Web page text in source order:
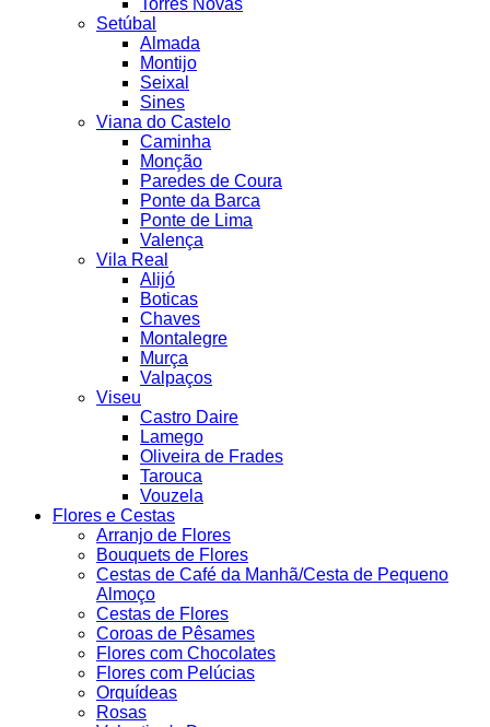
Torres Novas
Setúbal
Almada
Montijo
Seixal
Sines
Viana do Castelo
Caminha
Monção
Paredes de Coura
Ponte da Barca
Ponte de Lima
Valença
Vila Real
Alijó
Boticas
Chaves
Montalegre
Murça
Valpaços
Viseu
Castro Daire
Lamego
Oliveira de Frades
Tarouca
Vouzela
Flores e Cestas
Arranjo de Flores
Bouquets de Flores
Cestas de Café da Manhã/Cesta de Pequeno
Almoço
Cestas de Flores
Coroas de Pêsames
Flores com Chocolates
Flores com Pelúcias
Orquídeas
Rosas